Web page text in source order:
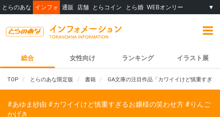
とらのあな インフォ 通販 店舗 とらコイン とら婚 WEBオンリー ▼
総合 女性向け ランキング イラスト展
TOP とらのあな限定版 書籍 GA文庫の注目作品「カワイイけど慎重すぎ
#あゆま紗由 #カワイイけど慎重すぎるお嬢様の笑わせ方 #りんご
かげき